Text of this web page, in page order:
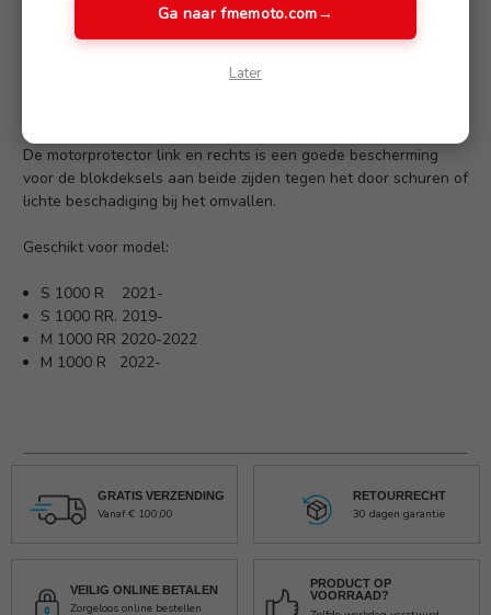
SKU: 77149830123 ,77149830124
(Nog geen reviews)
De motorprotector link en rechts is een goede bescherming
voor de blokdeksels aan beide zijden tegen het door schuren of
lichte beschadiging bij het omvallen.
Geschikt voor model:
S 1000 R 2021-
S 1000 RR. 2019-
M 1000 RR 2020-2022
M 1000 R 2022-
GRATIS VERZENDING
Vanaf € 100,00
RETOURRECHT
30 dagen garantie
VEILIG ONLINE BETALEN
Zorgeloos online bestellen
PRODUCT OP
VOORRAAD?
Ga naar fmemoto.com→
Later